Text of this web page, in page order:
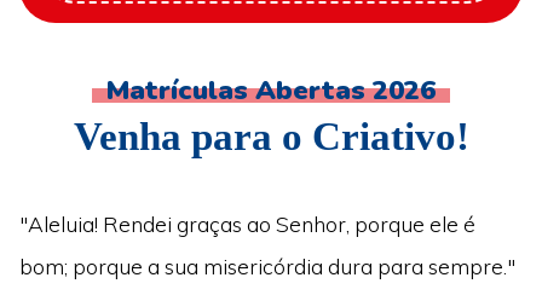
Matrículas Abertas 2026
Venha para o Criativo!
"Aleluia! Rendei graças ao Senhor, porque ele é
bom; porque a sua misericórdia dura para sempre."